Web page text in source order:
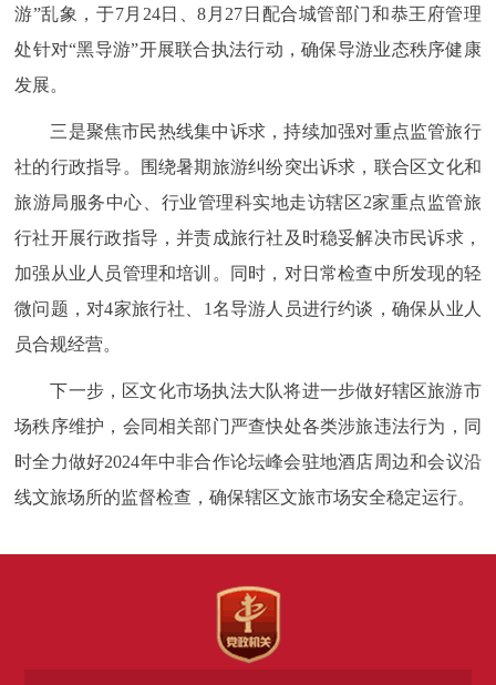
游”乱象，于7月24日、8月27日配合城管部门和恭王府管理
处针对“黑导游”开展联合执法行动，确保导游业态秩序健康
发展。
三是聚焦市民热线集中诉求，持续加强对重点监管旅行
社的行政指导。围绕暑期旅游纠纷突出诉求，联合区文化和
旅游局服务中心、行业管理科实地走访辖区2家重点监管旅
行社开展行政指导，并责成旅行社及时稳妥解决市民诉求，
加强从业人员管理和培训。同时，对日常检查中所发现的轻
微问题，对4家旅行社、1名导游人员进行约谈，确保从业人
员合规经营。
下一步，区文化市场执法大队将进一步做好辖区旅游市
场秩序维护，会同相关部门严查快处各类涉旅违法行为，同
时全力做好2024年中非合作论坛峰会驻地酒店周边和会议沿
线文旅场所的监督检查，确保辖区文旅市场安全稳定运行。